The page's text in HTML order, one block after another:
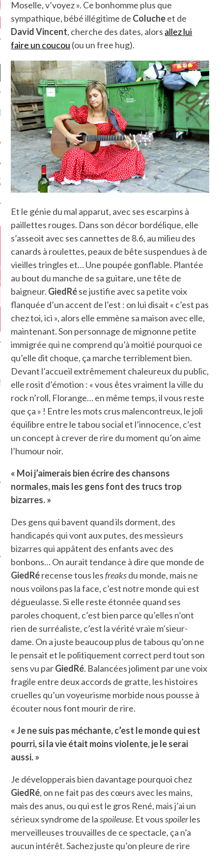
CRITIQUES
7.6
DUDE’S REV...
5.4
CLAN – A BE...
6.8
– HEL...
KARMA –
ANNIVERSAIRE
Moselle, v’voyez ». Ce bonhomme plus que
sympathique, bébé illégitime de Colucheet de
David Vincent, cherche des dates, alors allez lui
faire un coucou (ou un free hug).
Et le génie du mal apparut, avec ses escarpins à
paillettes rouges. Dans son décor bordélique, elle
s’asseoit avec ses cannettes de 8.6, au milieu des
canards à roulettes, peaux de bête suspendues à de
vieilles tringles et… Une poupée gonflable. Plantée
au bout du manche de sa guitare, une tête de
baigneur. GiedRése justifie avec sa petite voix
flanquée d’un accent de l’est : on lui disait « c’est pas
chez toi, ici », alors elle emmène sa maison avec elle,
maintenant. Son personnage de mignonne petite
immigrée qui ne comprend qu’à moitié pourquoi ce
qu’elle dit choque, ça marche terriblement bien.
Devant l’accueil extrêmement chaleureux du public,
elle rosit d’émotion : « vous êtes vraiment la ville du
rock n’roll, Florange… en même temps, il vous reste
que ça » ! Entre les mots crus malencontreux, le joli
équilibre entre le tabou social et l’innocence, c’est
un concept à crever de rire du moment qu’on aime
l’humour noir.
« Moi j’aimerais bien écrire des chansons
normales, mais les gens font des trucs trop
bizarres. »
Des gens qui bavent quand ils dorment, des
handicapés qui vont aux putes, des messieurs
bizarres qui appâtent des enfants avec des
bonbons… On aurait tendance à dire que monde de
GiedRérecense tous lesfreaksdu monde, mais ne
nous voilons pas la face, c’est notre monde qui est
dégueulasse. Si elle reste étonnée quand ses
paroles choquent, c’est bien parce qu’elles n’ont
rien de surréaliste, c’est la vérité vraie m’sieur-
dame. On a juste beaucoup plus de tabous qu’on ne
le pensait et le politiquement correct perd tout son
sens vu parGiedRé. Balancées joliment par une voix
fragile entre deux accords de gratte, les histoires
cruelles qu’un voyeurisme morbide nous pousse à
écouter nous font mourir de rire.
« Je ne suis pas méchante, c’est le monde qui est
pourri, si la vie était moins violente, je le serai
aussi. »
Je développerais bien davantage pourquoi chez
GiedRé, on ne fait pas des cœurs avec les mains,
mais des anus, ou qui est le gros René, mais j’ai un
sérieux syndrome de laspoileuse. Et vousspoilerles
merveilleuses trouvailles de ce spectacle, ça n’a
aucun intérêt. Sachez juste qu’on pleure de rire